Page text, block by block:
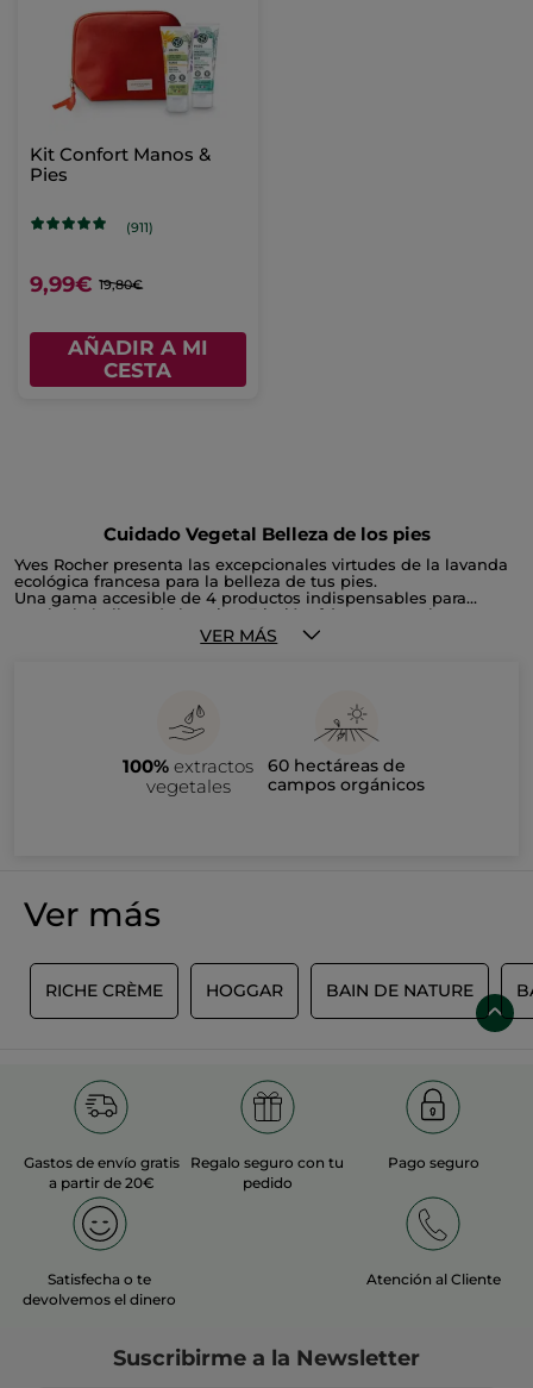
Kit Confort Manos &
Pies
(911)
9,99€ 19,80€
AÑADIR A MI
CESTA
Cuidado Vegetal Belleza de los pies
Yves Rocher presenta las excepcionales virtudes de la lavanda
ecológica francesa para la belleza de tus pies.
Una gama accesible de 4 productos indispensables para
revelar la belleza de los pies. Fricción, frío, tacones altos...
Porque tus pies están muy presionados a diario, nuestros
investigadores en cosmética vegetal han seleccionado una
VER MÁS
100% extractos
vegetales
60 hectáreas de
campos orgánicos
Ver más
RICHE CRÈME HOGGAR BAIN DE NATURE
Gastos de envío gratis
a partir de 20€
Regalo seguro con tu
pedido
Pago seguro
Satisfecha o te
devolvemos el dinero
Atención al Cliente
Suscribirme a la Newsletter